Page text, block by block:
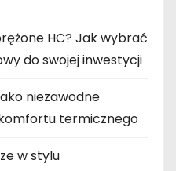
HC? Jak wybrać
do swojej inwestycji
niezawodne
termicznego
w stylu